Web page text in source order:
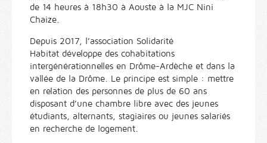
de 14 heures à 18h30 à Aouste à la MJC Nini
Chaize.
Depuis 2017, l’association Solidarité
Habitat développe des cohabitations
intergénérationnelles en Drôme-Ardèche et dans la
vallée de la Drôme. Le principe est simple : mettre
en relation des personnes de plus de 60 ans
disposant d’une chambre libre avec des jeunes
étudiants, alternants, stagiaires ou jeunes salariés
en recherche de logement.